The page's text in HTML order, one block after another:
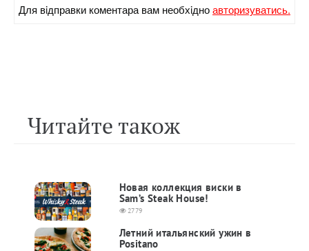
Для вiдправки коментара вам необхiдноавторизуватись.
Читайте також
Новая коллекция виски в
Sam’s Steak House!
2779
Летний итальянский ужин в
Positano